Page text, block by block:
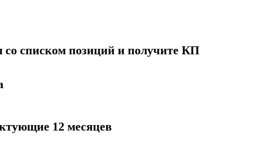
списком позиций и получите КП
12 месяцев